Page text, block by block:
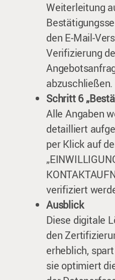
Weiterleitung
den E-Mail-
Verifizierung
abzuschließen.
Schritt 6
Alle Angaben
detailliert
per Klick auf
verifiziert
Ausblick
Diese digitale
den
erheblich,
sie optimiert